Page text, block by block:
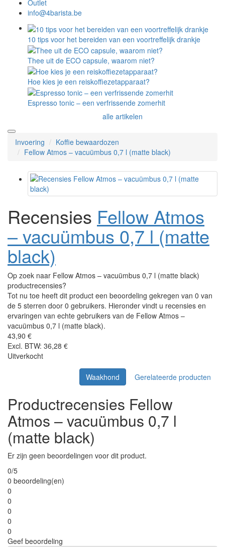
Outlet
info@4barista.be
10 tips voor het bereiden van een voortreffelijk drankje
Thee uit de ECO capsule, waarom niet?
Hoe kies je een reiskoffiezetapparaat?
Espresso tonic – een verfrissende zomerhit
alle artikelen
Invoering
Koffie bewaardozen
Fellow Atmos – vacuümbus 0,7 l (matte black)
Recensies Fellow Atmos
– vacuümbus 0,7 l (matte
black)
Op zoek naar Fellow Atmos – vacuümbus 0,7 l (matte black)
productrecensies?
Tot nu toe heeft dit product een beoordeling gekregen van 0 van
de 5 sterren door 0 gebruikers. Hieronder vindt u recensies en
ervaringen van echte gebruikers van de Fellow Atmos –
vacuümbus 0,7 l (matte black).
43,90 €
Excl. BTW: 36,28 €
Uitverkocht
Waakhond Gerelateerde producten
Productrecensies Fellow
Atmos – vacuümbus 0,7 l
(matte black)
Er zijn geen beoordelingen voor dit product.
0/5
0 beoordeling(en)
0
0
0
0
0
Geef beoordeling